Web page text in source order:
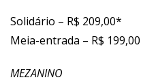
Solidário – R$ 209,00*
Meia-entrada – R$ 199,00
MEZANINO